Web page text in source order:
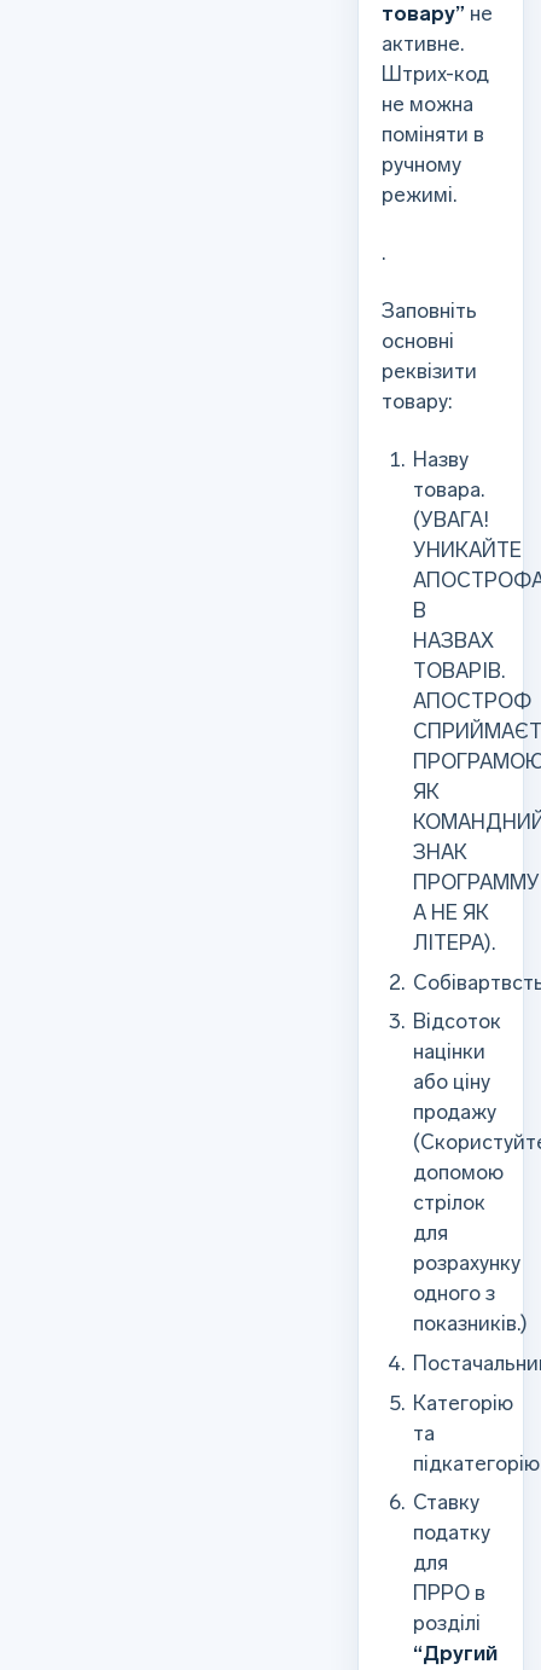
товару” не
активне.
Штрих-код
не можна
поміняти в
ручному
режимі.
.
Заповніть
основні
реквізити
товару:
Назву
товара.
(УВАГА!
УНИКАЙТЕ
В
НАЗВАХ
ТОВАРІВ.
АПОСТРОФ
ЯК
ЗНАК
А НЕ ЯК
ЛІТЕРА).
Відсоток
націнки
або ціну
продажу
допомою
стрілок
для
розрахунку
одного з
показників.)
Категорію
та
підкатегорію
Ставку
податку
для
ПРРО в
розділі
“Другий